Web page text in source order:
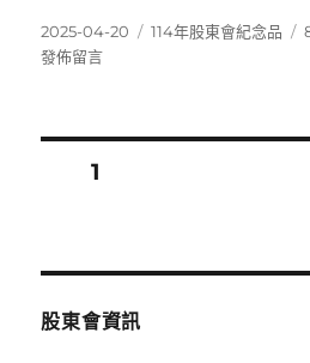
發
佈
2025-04-20
分
114年股東會紀念品
發佈留言
分
頁次1
股東會資訊